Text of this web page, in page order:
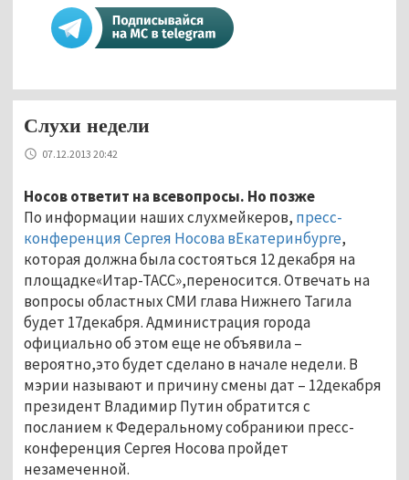
Слухи недели
07.12.2013 20:42
Носов ответит на всевопросы. Но позже
По информации наших слухмейкеров, пресс-
конференция Сергея Носова вЕкатеринбурге,
которая должна была состояться 12 декабря на
площадке«Итар-ТАСС»,переносится. Отвечать на
вопросы областных СМИ глава Нижнего Тагила
будет 17декабря. Администрация города
официально об этом еще не объявила –
вероятно,это будет сделано в начале недели. В
мэрии называют и причину смены дат – 12декабря
президент Владимир Путин обратится с
посланием к Федеральному собраниюи пресс-
конференция Сергея Носова пройдет
незамеченной.